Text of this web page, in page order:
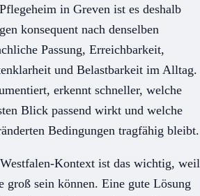
in Greven ist es deshalb
konsequent nach denselben
Passung, Erreichbarkeit,
und Belastbarkeit im Alltag.
erkennt schneller, welche
Blick passend wirkt und welche
Bedingungen tragfähig bleibt.
Kontext ist das wichtig, weil
groß sein können. Eine gute Lösung